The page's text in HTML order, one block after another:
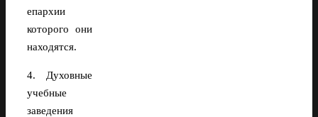
епархии
которого они
находятся.
4. Духовные
учебные
заведения